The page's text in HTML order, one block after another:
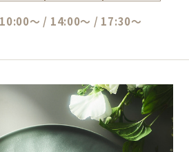
～ / 14:00～ / 17:30～